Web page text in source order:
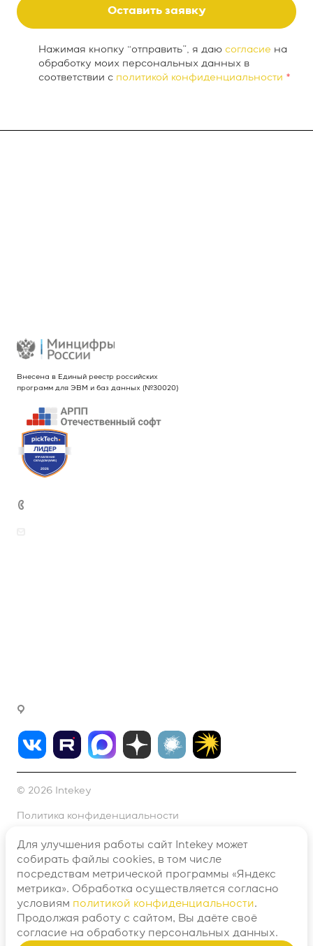
Оставить заявку
Нажимая кнопку “отправить”, я даю согласие на
обработку моих персональных данных в
соответствии с политикой конфиденциальности *
Внесена в Единый реестр российских
программ для ЭВМ и баз данных (№30020)
© 2026 Intekey
Политика конфиденциальности
Согласие на обработку персональных данных №1
Согласие на обработку персональных данных №2
Договор оферты
Разработано в
Для улучшения работы сайт Intekey может
собирать файлы cookies, в том числе
посредствам метрической программы «Яндекс
метрика». Обработка осуществляется согласно
условиям политикой конфиденциальности.
Продолжая работу с сайтом, Вы даёте своё
согласие на обработку персональных данных.